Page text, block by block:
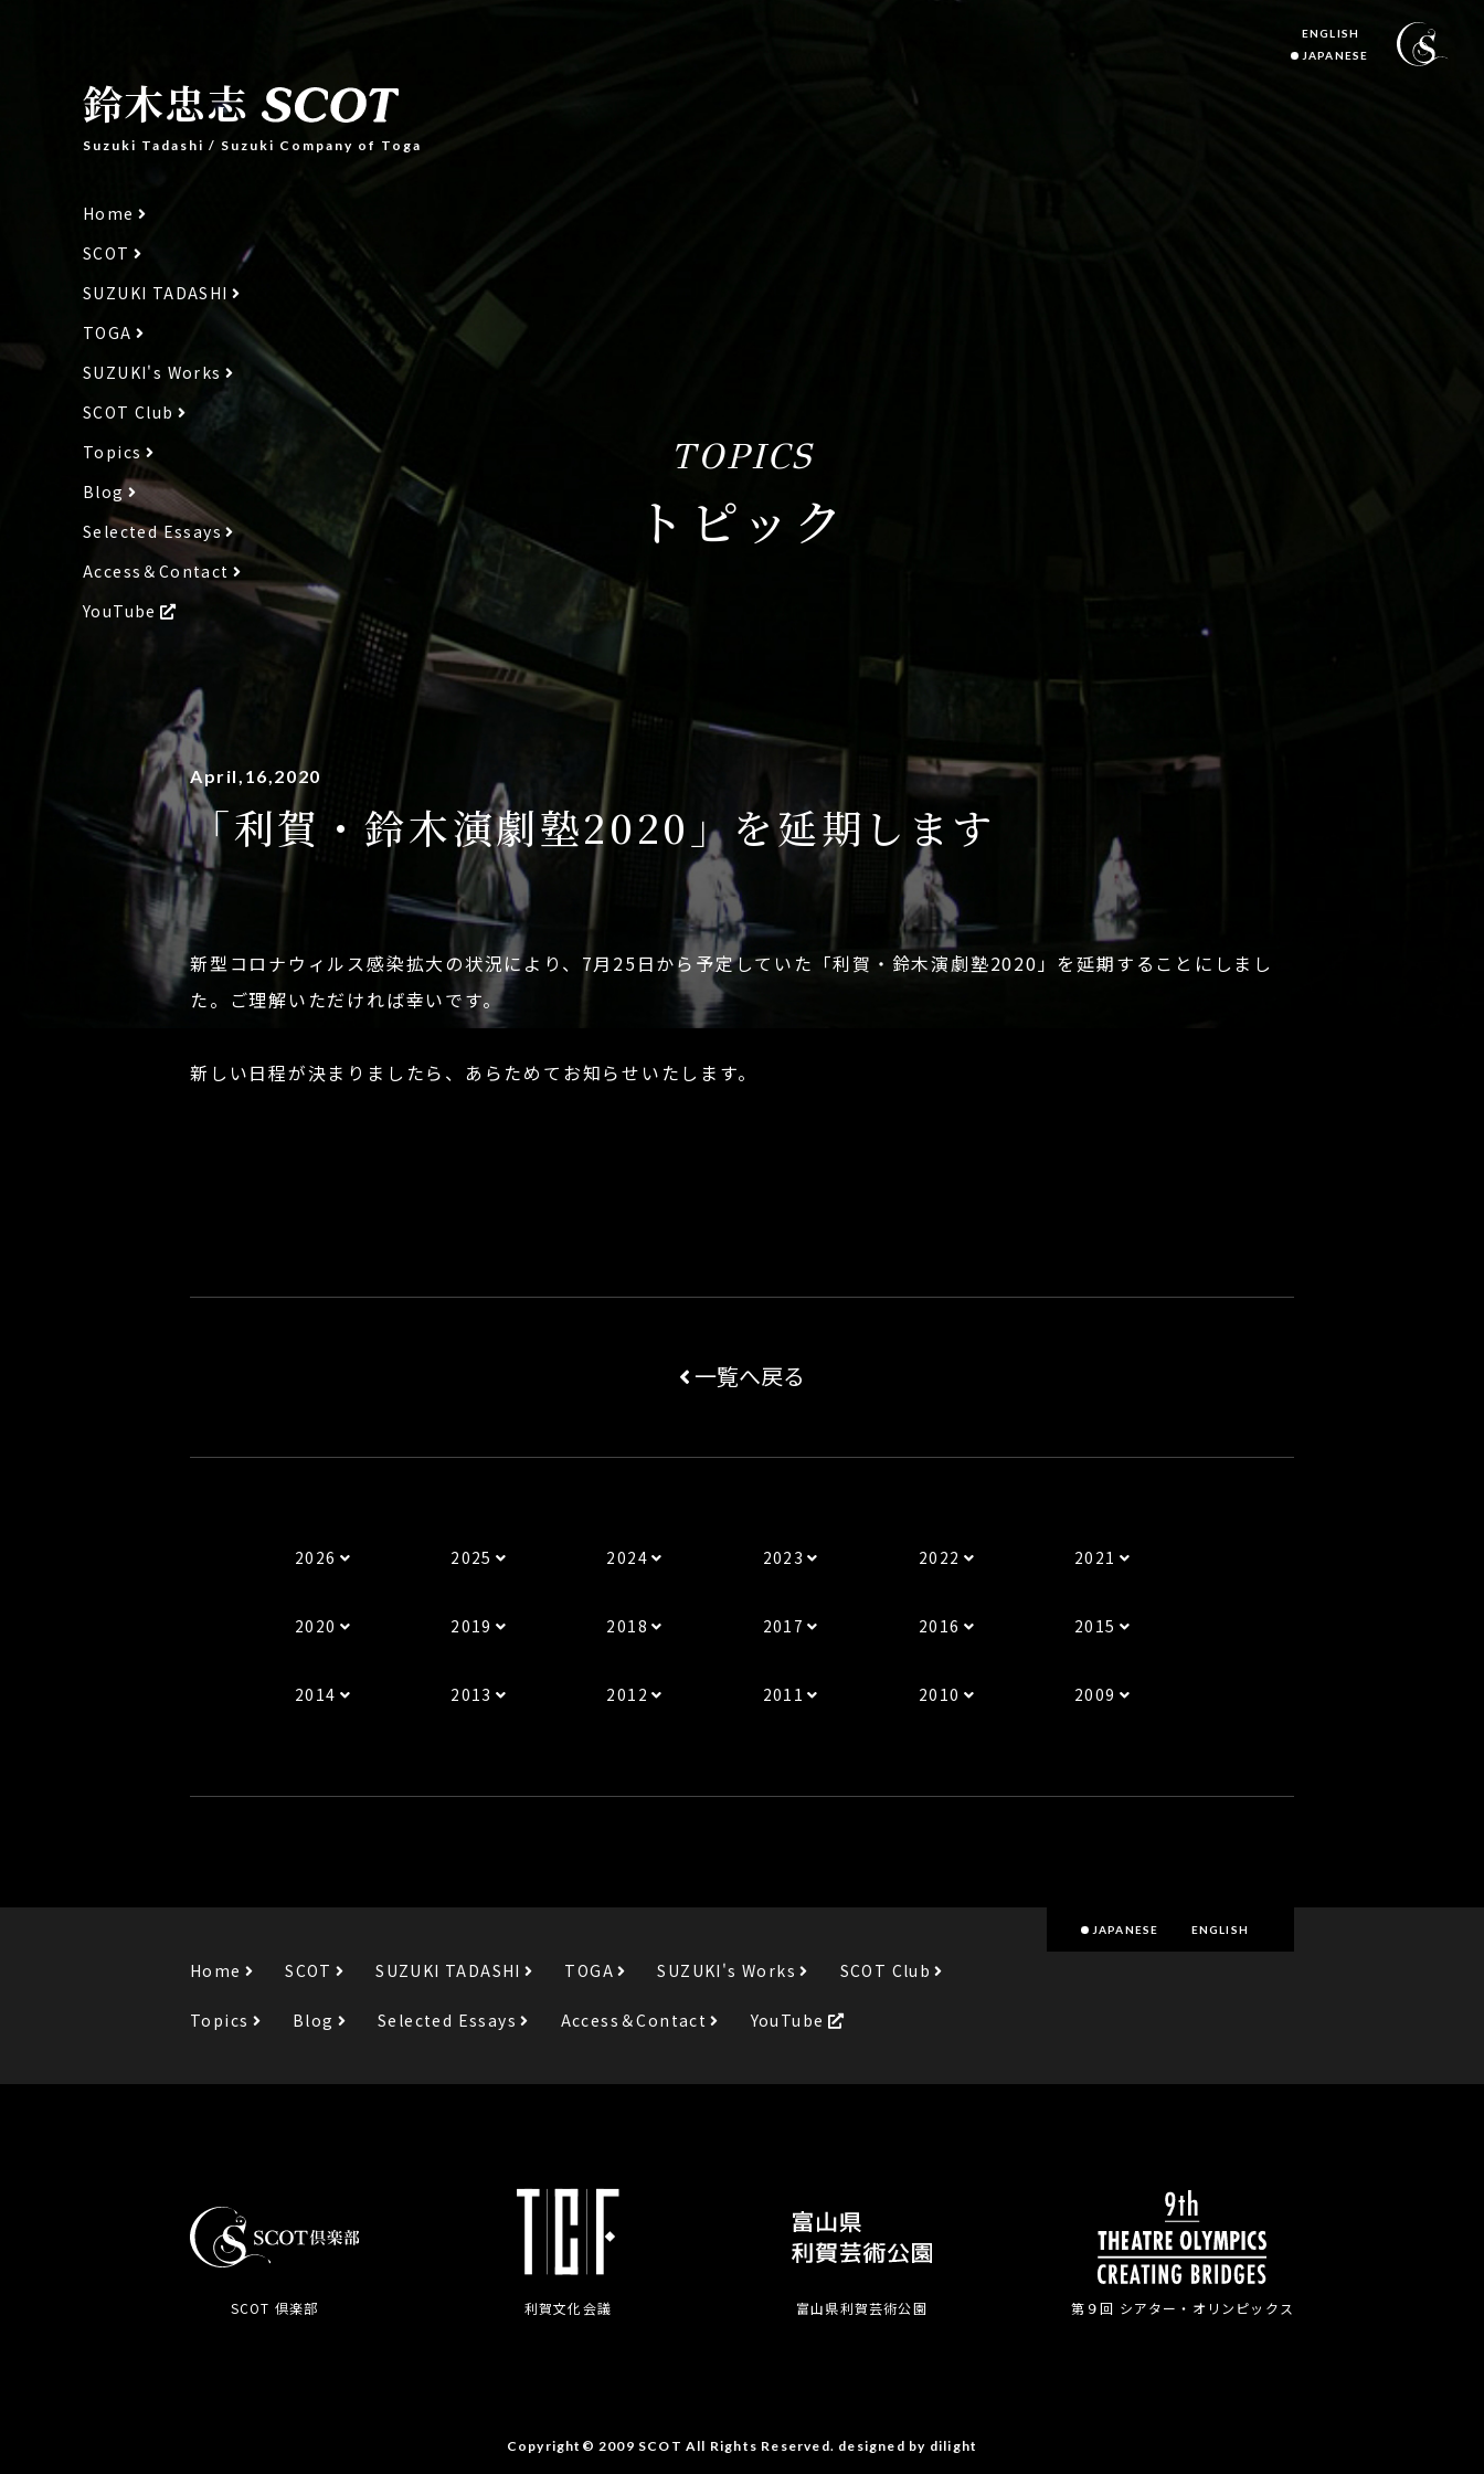
鈴木忠志
Suzuki Tadashi / Suzuki Company of Toga
Home
SCOT
SUZUKI TADASHI
TOGA
SUZUKI's Works
SCOT Club
Topics
Blog
Selected Essays
Access＆Contact
YouTube
ENGLISH
JAPANESE
TOPICS
トピック
April,16,2020
「利賀・鈴木演劇塾2020」を延期します
新型コロナウィルス感染拡大の状況により、7月25日から予定していた「利賀・鈴木演劇塾2020」を延期することにしまし
た。ご理解いただければ幸いです。
新しい日程が決まりましたら、あらためてお知らせいたします。
一覧へ戻る
2026 2025 2024 2023 2022 2021
2020 2019 2018 2017 2016 2015
2014 2013 2012 2011 2010 2009
JAPANESE ENGLISH
Home SCOT SUZUKI TADASHI TOGA SUZUKI's Works SCOT Club
Topics Blog Selected Essays Access＆Contact YouTube
SCOT 倶楽部 利賀文化会議 富山県利賀芸術公園 第９回 シアター・ オリンピックス
Copyright© 2009 SCOT All Rights Reserved. designed by dilight